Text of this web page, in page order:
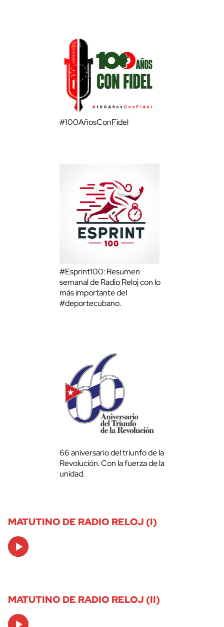
#100AñosConFidel
#Esprint100: Resumen
semanal de Radio Reloj con lo
más importante del
#deportecubano.
66 aniversario del triunfo de la
Revolución. Con la fuerza de la
unidad.
MATUTINO DE RADIO RELOJ (I)
Audio
Player
MATUTINO DE RADIO RELOJ (II)
Audio